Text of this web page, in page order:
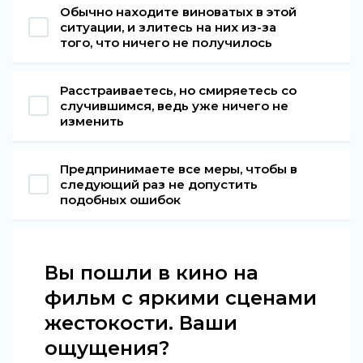
Обычно находите виноватых в этой
ситуации, и злитесь на них из-за
того, что ничего не получилось
Расстраиваетесь, но смиряетесь со
случившимся, ведь уже ничего не
изменить
Предпринимаете все меры, чтобы в
следующий раз не допустить
подобных ошибок
Вы пошли в кино на
фильм с яркими сценами
жестокости. Ваши
ощущения?